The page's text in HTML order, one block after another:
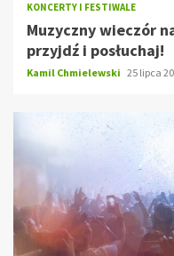
KONCERTY I FESTIWALE
Muzyczny wieczór
przyjdź i posłuchaj!
Kamil Chmielewski 25 lipca